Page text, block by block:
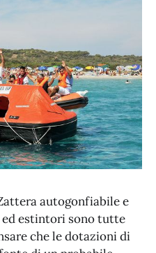
autogonfiabile e
ed estintori sono tutte
che le dotazioni di